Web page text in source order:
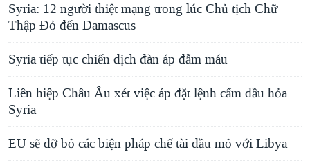
Syria: 12 người thiệt mạng trong lúc Chủ tịch Chữ
Thập Đỏ đến Damascus
Syria tiếp tục chiến dịch đàn áp đẫm máu
Liên hiệp Châu Âu xét việc áp đặt lệnh cấm dầu hỏa
Syria
EU sẽ dỡ bỏ các biện pháp chế tài dầu mỏ với Libya